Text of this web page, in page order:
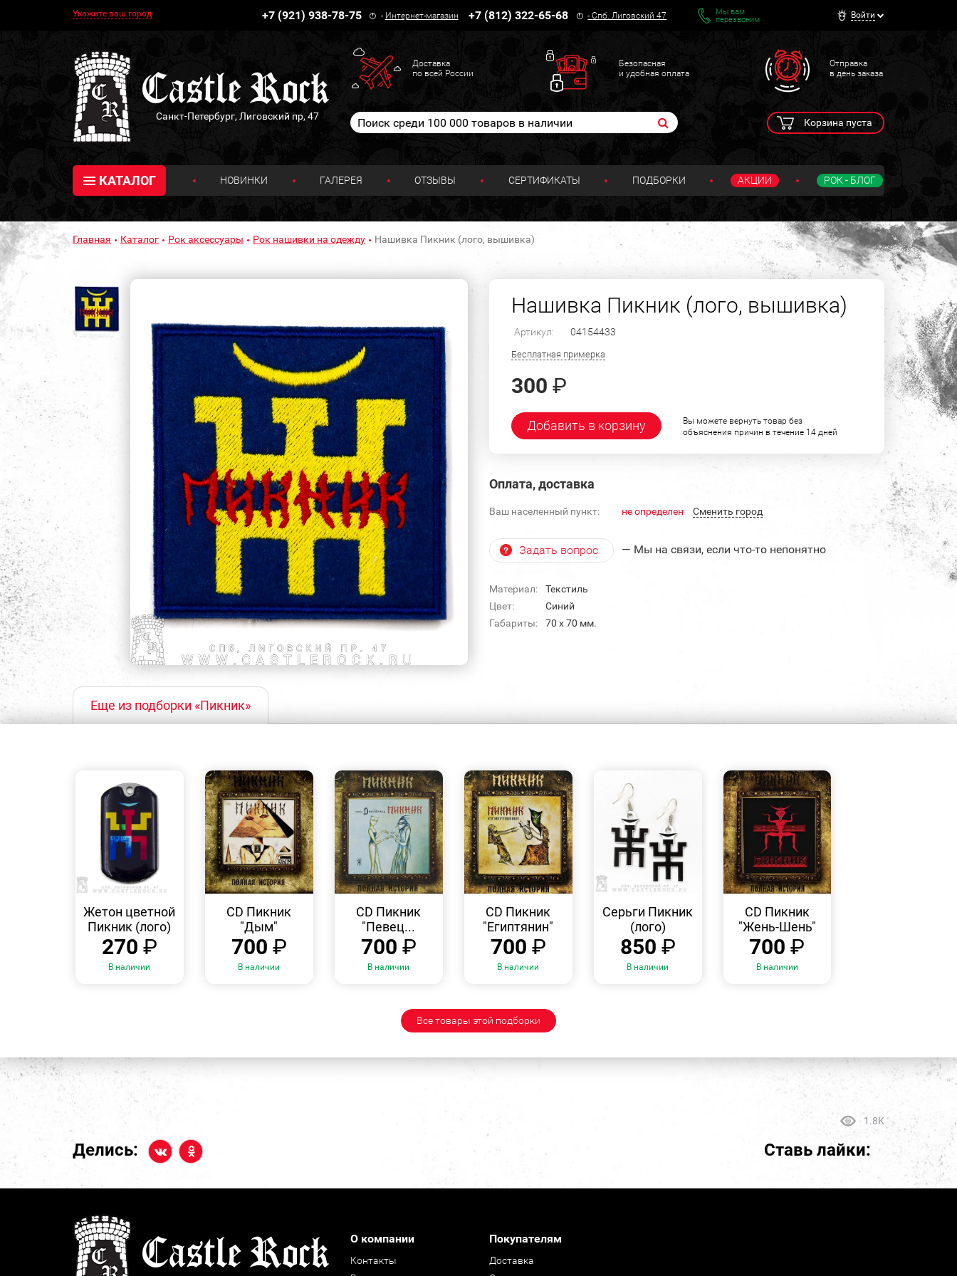
Укажите ваш город +7 (921) 938-78-75 - Интернет-магазин +7 (812) 322-65-68 -Спб. Лиговский 47
Мы вам
перезвоним
Войти
Санкт-Петербург, Лиговский пр, 47
Доставка
по всей России
Безопасная
и удобная оплата
Отправка
в день заказа
Корзина пуста
КАТАЛОГ НОВИНКИ ГАЛЕРЕЯ ОТЗЫВЫ СЕРТИФИКАТЫ ПОДБОРКИ АКЦИИ РОК - БЛОГ
Главная Каталог Рок аксессуары Рок нашивки на одежду Нашивка Пикник (лого, вышивка)
Нашивка Пикник (лого, вышивка)
Артикул: 04154433
Бесплатная примерка
300 ₽
Добавить в корзину
Вы можете вернуть товар без
объяснения причин в течение 14 дней
Оплата, доставка
Ваш населенный пункт: не определен Cменить город
Задать вопрос — Мы на связи, если что-то непонятно
Материал:
Текстиль
Цвет:
Синий
Габариты:
70 х 70 мм.
Еще из подборки «Пикник»
ПРОСМОТР
Жетон цветной
Пикник (лого)
270 ₽
В наличии
ПРОСМОТР
CD Пикник
"Дым"
700 ₽
В наличии
ПРОСМОТР
CD Пикник
"Певец...
700 ₽
В наличии
ПРОСМОТР
CD Пикник
"Египтянин"
700 ₽
В наличии
ПРОСМОТР
Серьги Пикник
(лого)
850 ₽
В наличии
ПРОСМОТР
CD Пикник
"Жень-Шень"
700₽
В наличии
Все товары этой подборки
1.8K
Делись: Ставь лайки:
О компании
Контакты
Покупателям
Доставка